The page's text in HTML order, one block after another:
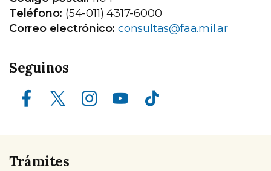
Teléfono: (54-011) 4317-6000
Correo electrónico: consultas@faa.mil.ar
Seguinos
Facebook X (ex Twitter) Instagram
Trámites